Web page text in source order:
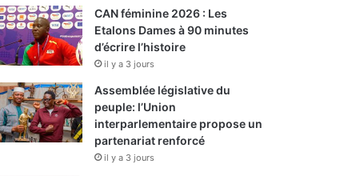
CAN féminine 2026 : Les
Etalons Dames à 90 minutes
d’écrire l’histoire
il y a 3 jours
Assemblée législative du
peuple: l’Union
interparlementaire propose un
partenariat renforcé
il y a 3 jours